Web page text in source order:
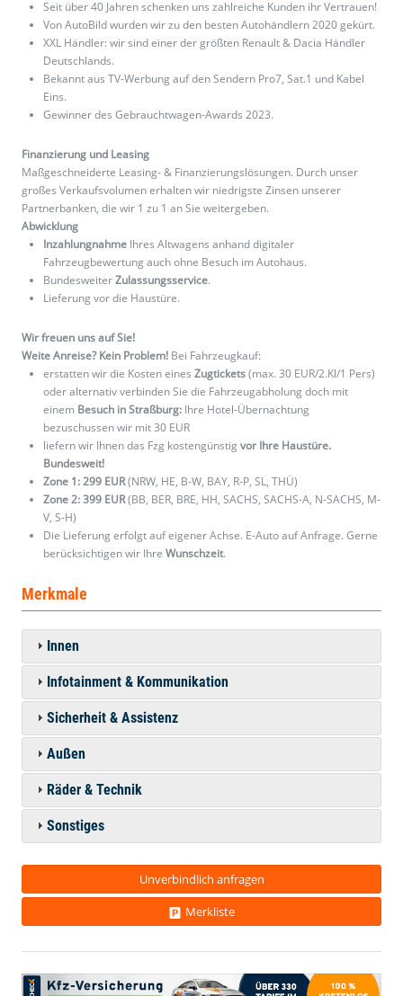
Seit über 40 Jahren schenken uns zahlreiche Kunden ihr Vertrauen!
Von AutoBild wurden wir zu den besten Autohändlern 2020 gekürt.
XXL Händler: wir sind einer der größten Renault & Dacia Händler
Deutschlands.
Bekannt aus TV-Werbung auf den Sendern Pro7, Sat.1 und Kabel
Eins.
Gewinner des Gebrauchtwagen-Awards 2023.
Finanzierung und Leasing
Maßgeschneiderte Leasing- & Finanzierungslösungen. Durch unser
großes Verkaufsvolumen erhalten wir niedrigste Zinsen unserer
Partnerbanken, die wir 1 zu 1 an Sie weitergeben.
Abwicklung
Inzahlungnahme Ihres Altwagens anhand digitaler
Fahrzeugbewertung auch ohne Besuch im Autohaus.
BundesweiterZulassungsservice.
Lieferung vor die Haustüre.
Wir freuen uns auf Sie!
Weite Anreise? Kein Problem! Bei Fahrzeugkauf:
erstatten wir die Kosten eines Zugtickets(max. 30 EUR/2.Kl/1 Pers)
oder alternativ verbinden Sie die Fahrzeugabholung doch mit
einem Besuch in Straßburg: Ihre Hotel-Übernachtung
bezuschussen wir mit 30 EUR
liefern wir Ihnen das Fzg kostengünstig vor Ihre Haustüre.
Bundesweit!
Zone 1: 299 EUR(NRW, HE, B-W, BAY, R-P, SL, THÜ)
Zone 2: 399 EUR(BB, BER, BRE, HH, SACHS, SACHS-A, N-SACHS, M-
V, S-H)
Die Lieferung erfolgt auf eigener Achse. E-Auto auf Anfrage. Gerne
berücksichtigen wir Ihre Wunschzeit.
Merkmale
Innen
Infotainment & Kommunikation
Sicherheit & Assistenz
Außen
Räder & Technik
Sonstiges
Unverbindlich anfragen
Merkliste